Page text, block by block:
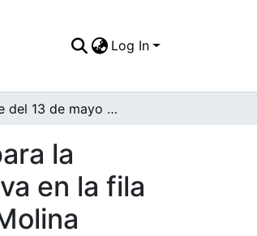
Log In
Desfile del 13 de mayo día de la Virgen María, preferido para la celebración de las Primeras Comuniónes, como se observa en la fila de niñas a la derecha, frente a la Escuela Pedro Antonio Molina
la
en la fila